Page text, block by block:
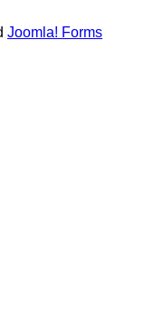
Joomla! Forms